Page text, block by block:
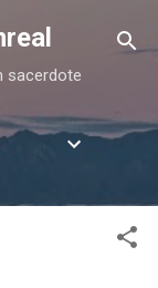
sacerdote